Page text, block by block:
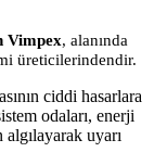
Vimpex, alanında
üreticilerindendir.
ciddi hasarlara
odaları, enerji
algılayarak uyarı